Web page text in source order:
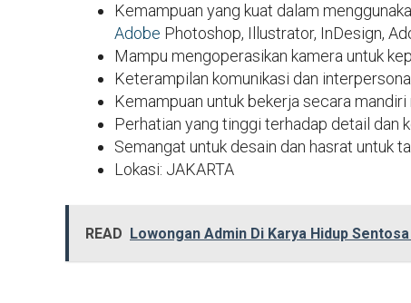
Kemampuan yang kuat dalam
Adobe Photoshop, Illustrator, InDesign,
Mampu mengoperasikan kamera untuk
Keterampilan komunikasi dan
Kemampuan untuk bekerja secara mandiri
Perhatian yang tinggi terhadap detail dan
Semangat untuk desain dan hasrat untuk
Lokasi: JAKARTA
READ Lowongan Admin Di Karya Hidup